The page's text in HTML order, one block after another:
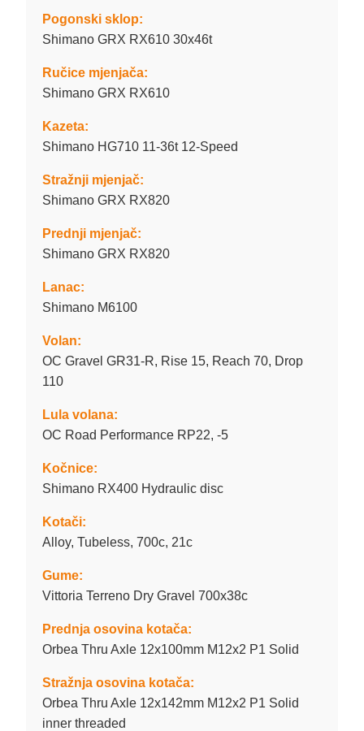
Pogonski sklop:
Shimano GRX RX610 30x46t
Ručice mjenjača:
Shimano GRX RX610
Kazeta:
Shimano HG710 11-36t 12-Speed
Stražnji mjenjač:
Shimano GRX RX820
Prednji mjenjač:
Shimano GRX RX820
Lanac:
Shimano M6100
Volan:
OC Gravel GR31-R, Rise 15, Reach 70, Drop
110
Lula volana:
OC Road Performance RP22, -5
Kočnice:
Shimano RX400 Hydraulic disc
Kotači:
Alloy, Tubeless, 700c, 21c
Gume:
Vittoria Terreno Dry Gravel 700x38c
Prednja osovina kotača:
Orbea Thru Axle 12x100mm M12x2 P1 Solid
Stražnja osovina kotača:
Orbea Thru Axle 12x142mm M12x2 P1 Solid
inner threaded